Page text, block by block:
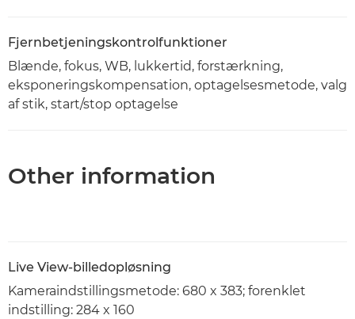
Fjernbetjeningskontrolfunktioner
Blænde, fokus, WB, lukkertid, forstærkning,
eksponeringskompensation, optagelsesmetode, valg
af stik, start/stop optagelse
Other information
Live View-billedopløsning
Kameraindstillingsmetode: 680 x 383; forenklet
indstilling: 284 x 160